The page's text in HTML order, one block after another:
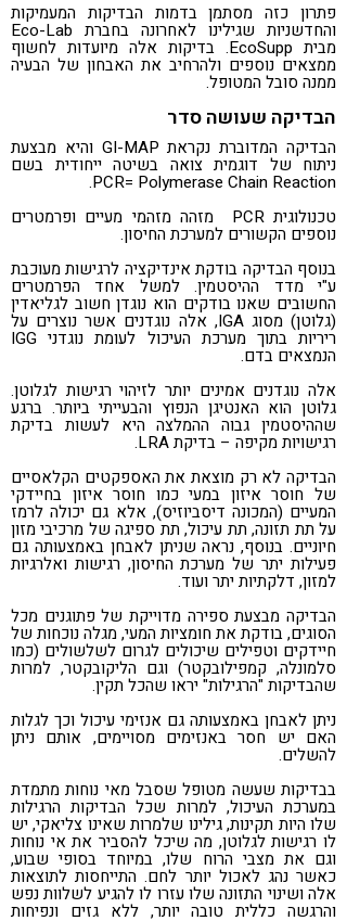
פתרון כזה מסתמן בדמות הבדיקות המעמיקות
והחדשניות שגילינו לאחרונה בחברת Eco-Lab
מבית EcoSupp. בדיקות אלה מיועדות לחשוף
ממצאים נוספים ולהרחיב את האבחון של הבעיה
ממנה סובל המטופל.
הבדיקה שעושה סדר
הבדיקה המדוברת נקראת GI-MAP והיא מבצעת
ניתוח של דוגמית צואה בשיטה ייחודית בשם
PCR= Polymerase Chain Reaction.
טכנולוגית PCR מזהה מזהמי מעיים ופרמטרים
נוספים הקשורים למערכת החיסון.
בנוסף הבדיקה בודקת אינדיקציה לרגישות מעוכבת
ע"י מדד ההיסטמין. למשל אחד הפרמטרים
החשובים שאנו בודקים הוא נוגדן חשוב לגליאדין
(גלוטן) מסוג IGA, אלה נוגדנים אשר נוצרים על
ריריות בתוך מערכת העיכול לעומת נוגדני IGG
הנמצאים בדם.
אלה נוגדנים אמינים יותר לזיהוי רגישות לגלוטן.
גלוטן הוא האנטיגן הנפוץ והבעייתי ביותר. ברגע
שההיסטמין גבוה ההמלצה היא לעשות בדיקת
רגישויות מקיפה – בדיקת LRA.
הבדיקה לא רק מוצאת את האספקטים הקלאסיים
של חוסר איזון במעי כמו חוסר איזון בחיידקי
המעיים (המכונה דיסביוזיס), אלא גם יכולה לרמז
על תת תזונה, תת עיכול, תת ספיגה של מרכיבי מזון
חיוניים. בנוסף, נראה שניתן לאבחן באמצעותה גם
פעילות יתר של מערכת החיסון, רגישות ואלרגיות
למזון, דלקתיות יתר ועוד.
הבדיקה מבצעת ספירה מדוייקת של פתוגנים מכל
הסוגים, בודקת את חומציות המעי, מגלה נוכחות של
חיידקים וטפילים שיכולים לגרום לשלשולים (כמו
סלמונלה, קמפילובקטר) וגם הליקובקטר, למרות
שהבדיקות "הרגילות" יראו שהכל תקין.
ניתן לאבחן באמצעותה גם אנזימי עיכול וכך לגלות
האם יש חסר באנזימים מסויימים, אותם ניתן
להשלים.
בבדיקות שעשה מטופל שסבל מאי נוחות מתמדת
במערכת העיכול, למרות שכל הבדיקות הרגילות
שלו היות תקינות, גילינו שלמרות שאינו צליאקי, יש
לו רגישות לגלוטן, מה שיכל להסביר את אי נוחות
וגם את מצבי הרוח שלו, במיוחד בסופי שבוע,
כאשר נהג לאכול יותר לחם. התייחסות לתוצאות
אלה ושינוי התזונה שלו עזרו לו להגיע לשלוות נפש
והרגשה כללית טובה יותר, ללא גזים ונפיחות